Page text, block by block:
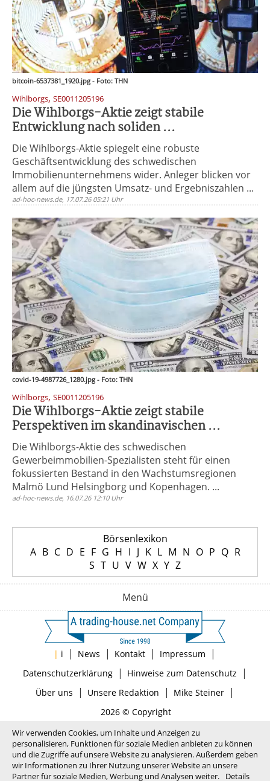
bitcoin-6537381_1920.jpg - Foto: THN
Wihlborgs, SE0011205196
Die Wihlborgs-Aktie zeigt stabile
Entwicklung nach soliden ...
Die Wihlborgs-Aktie spiegelt eine robuste
Geschäftsentwicklung des schwedischen
Immobilienunternehmens wider. Anleger blicken vor
allem auf die jüngsten Umsatz- und Ergebniszahlen ...
ad-hoc-news.de, 17.07.26 05:21 Uhr
covid-19-4987726_1280.jpg - Foto: THN
Wihlborgs, SE0011205196
Die Wihlborgs-Aktie zeigt stabile
Perspektiven im skandinavischen ...
Die Wihlborgs-Aktie des schwedischen
Gewerbeimmobilien-Spezialisten steht für einen
fokussierten Bestand in den Wachstumsregionen
Malmö Lund Helsingborg und Kopenhagen. ...
ad-hoc-news.de, 16.07.26 12:10 Uhr
Börsenlexikon
A B C D E F G H I J K L M N O P Q R
S T U V W X Y Z
Menü
| i | News | Kontakt | Impressum |
Datenschutzerklärung| Hinweise zum Datenschutz |
Über uns | Unsere Redaktion | Mike Steiner|
2026 © Copyright
Wir verwenden Cookies, um Inhalte und Anzeigen zu
personalisieren, Funktionen für soziale Medien anbieten zu können
und die Zugriffe auf unsere Website zu analysieren. Außerdem geben
wir Informationen zu Ihrer Nutzung unserer Website an unsere
Partner für soziale Medien, Werbung und Analysen weiter.
Details